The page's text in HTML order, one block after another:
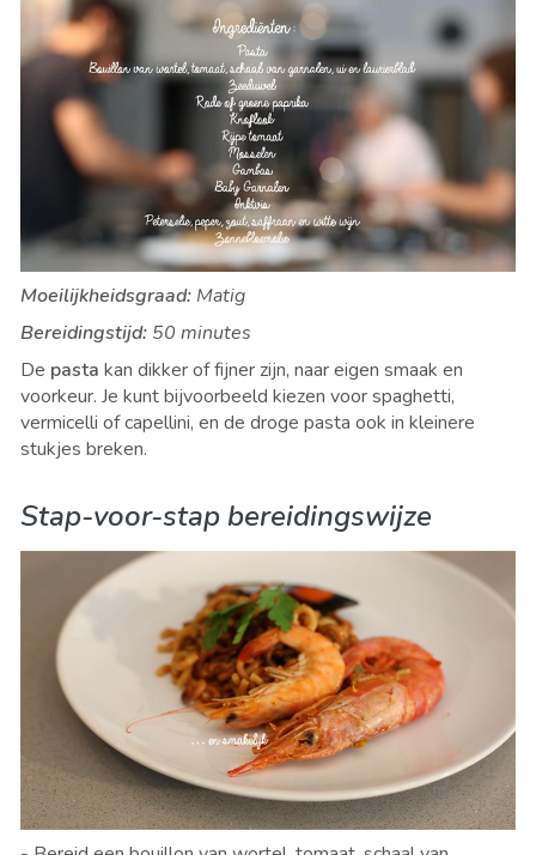
Moeilijkheidsgraad: Matig
Bereidingstijd: 50 minutes
De pasta kan dikker of fijner zijn, naar eigen smaak en
voorkeur. Je kunt bijvoorbeeld kiezen voorspaghetti,
vermicelli of capellini, en de droge pasta ook in kleinere
stukjes breken.
Stap-voor-stap bereidingswijze